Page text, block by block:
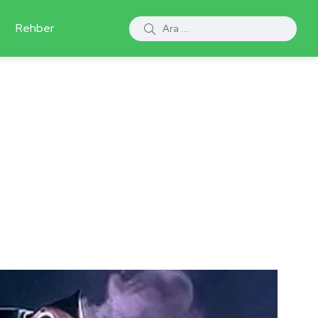
Rehber